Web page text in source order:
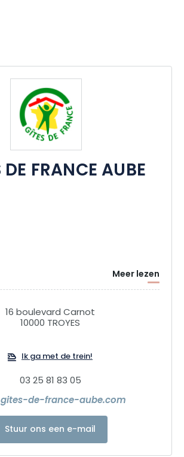
DE FRANCE AUBE
Meer lezen
16 boulevard Carnot
10000 TROYES
Ik ga met de trein!
03 25 81 83 05
de-france-aube.com
Stuur ons een e-mail